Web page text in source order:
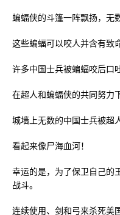
蝙蝠侠的斗篷一阵飘扬，无
这些蝙蝠可以咬人并含有致
许多中国士兵被蝙蝠咬后口
在超人和蝙蝠侠的共同努力
城墙上无数的中国士兵被超
看起来像尸海血河！
幸运的是，为了保卫自己的
战斗。
连续使用、剑和弓来杀死美